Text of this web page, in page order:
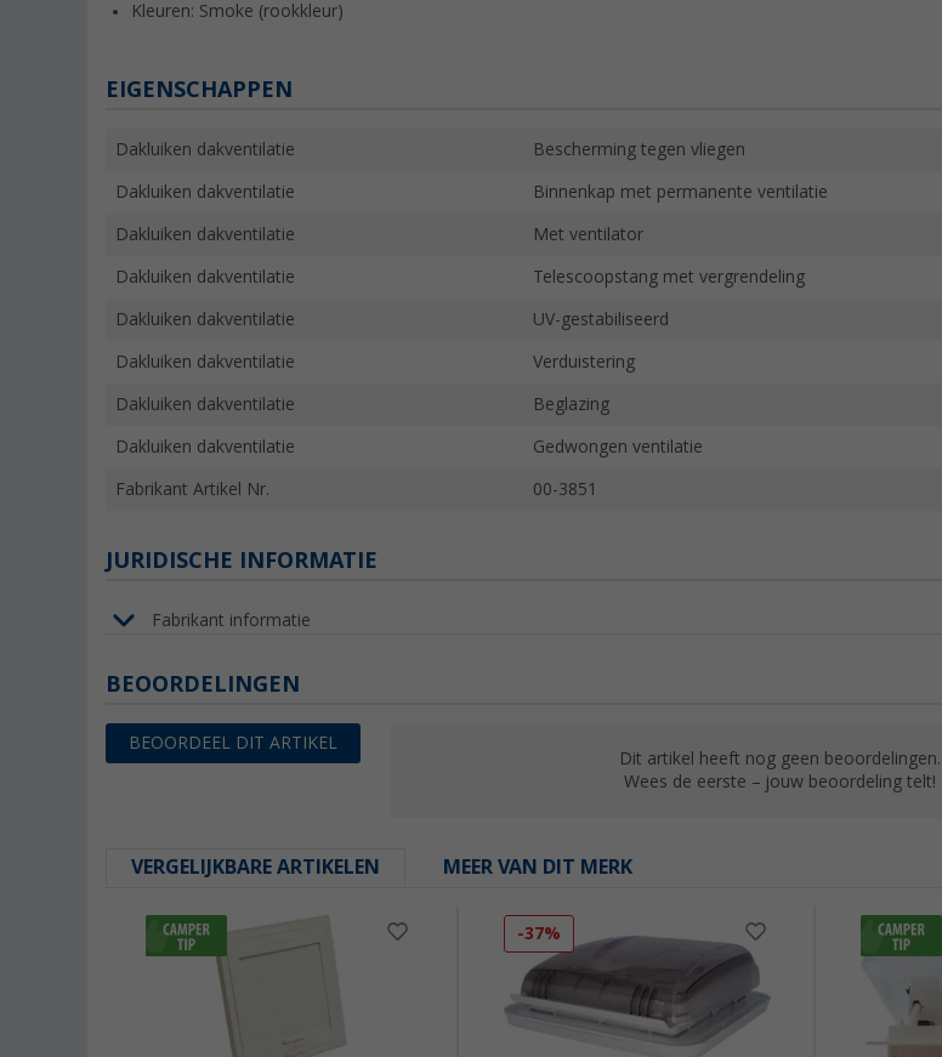
Kleuren: Smoke (rookkleur)
EIGENSCHAPPEN
Dakluiken dakventilatie Bescherming tegen vliegen
Dakluiken dakventilatie Binnenkap met permanente ventilatie
Dakluiken dakventilatie Met ventilator
Dakluiken dakventilatie Telescoopstang met vergrendeling
Dakluiken dakventilatie UV-gestabiliseerd
Dakluiken dakventilatie Verduistering
Dakluiken dakventilatie Beglazing
Dakluiken dakventilatie Gedwongen ventilatie
Fabrikant Artikel Nr. 00-3851
JURIDISCHE INFORMATIE
Fabrikant informatie
BEOORDELINGEN
BEOORDEEL DIT ARTIKEL
Dit artikel heeft nog geen beoordelingen.
Wees de eerste – jouw beoordeling telt!
VERGELIJKBARE ARTIKELEN MEER VAN DIT MERK
-37%